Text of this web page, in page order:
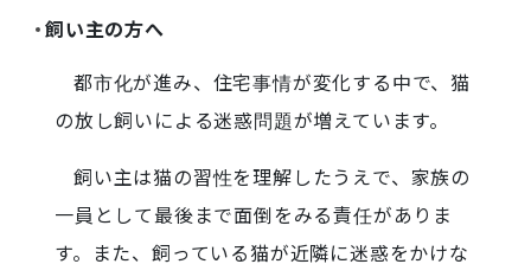
飼い主の方へ
都市化が進み、住宅事情が変化する中で、猫
の放し飼いによる迷惑問題が増えています。
飼い主は猫の習性を理解したうえで、家族の
一員として最後まで面倒をみる責任がありま
す。また、飼っている猫が近隣に迷惑をかけな